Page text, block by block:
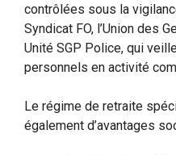
contrôlées sous la
Syndicat FO, l’Union des
Unité SGP Police, qui
personnels en activité
Le régime de retraite
également d’avantages